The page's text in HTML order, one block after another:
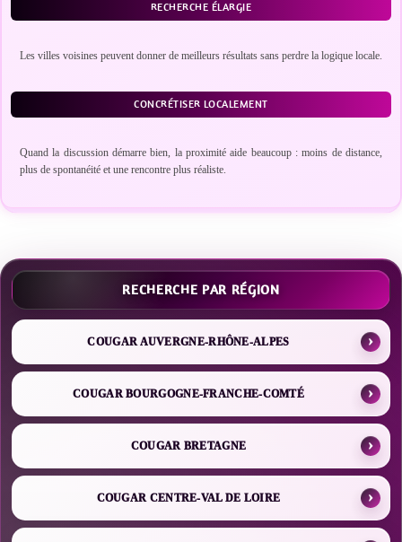
RECHERCHE ÉLARGIE
Les villes voisines peuvent donner de meilleurs résultats sans perdre la logique locale.
CONCRÉTISER LOCALEMENT
Quand la discussion démarre bien, la proximité aide beaucoup : moins de distance,
plus de spontanéité et une rencontre plus réaliste.
RECHERCHE PAR RÉGION
COUGAR AUVERGNE-RHÔNE-ALPES
COUGAR BOURGOGNE-FRANCHE-COMTÉ
COUGAR BRETAGNE
COUGAR CENTRE-VAL DE LOIRE